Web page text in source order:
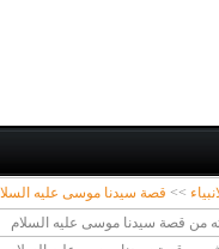
>> قصة سيدنا موسى عليه
من قصة سيدنا موسى عليه السلام